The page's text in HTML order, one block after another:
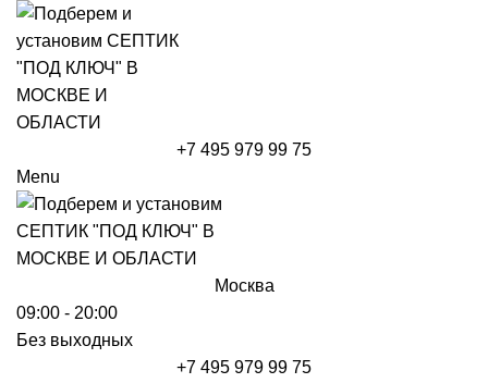
+7 495 979 99 75
Menu
Москва
09:00 - 20:00
Без выходных
+7 495 979 99 75